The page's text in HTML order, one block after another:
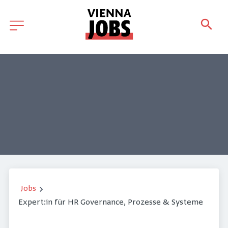
Jobs
Expert:in für HR Governance, Prozesse & Systeme